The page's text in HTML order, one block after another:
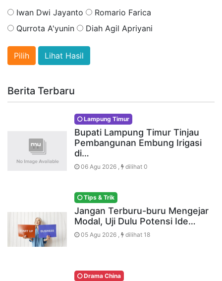
Iwan Dwi Jayanto
Romario Farica
Qurrota A'yunin
Diah Agil Apriyani
Lihat Hasil
Berita Terbaru
Lampung Timur
Bupati Lampung Timur Tinjau
Pembangunan Embung Irigasi
di…
06 Agu 2026 , dilihat 0
Tips & Trik
Jangan Terburu-buru Mengejar
Modal, Uji Dulu Potensi Ide…
05 Agu 2026 , dilihat 18
Drama China